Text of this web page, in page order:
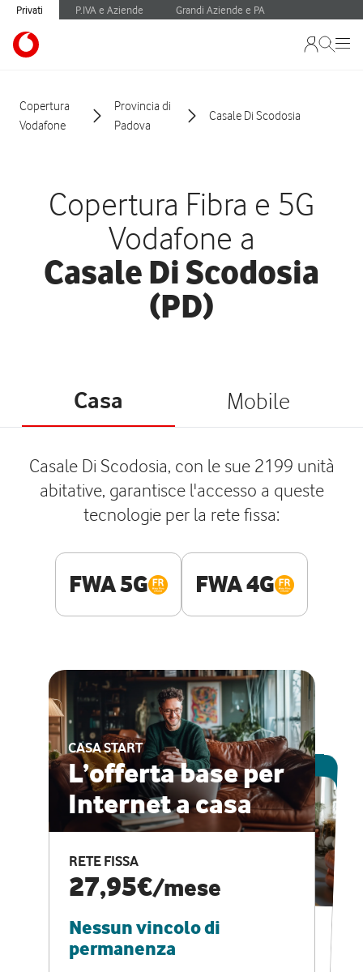
Privati P.IVA e Aziende Grandi Aziende e PA
Copertura
Vodafone
Provincia di
Padova
Casale Di Scodosia
Copertura Fibra e 5G
Vodafone a
Casale Di Scodosia
(PD)
Casa Mobile
Casale Di Scodosia, con le sue 2199 unità
abitative, garantisce l'accesso a queste
tecnologie per la rete fissa:
FWA 5G FWA 4G
CASA START
L’offerta base per
Internet a casa
RETE FISSA
27,95€/mese
Nessun vincolo di
permanenza
ESCLUSIVA ONLINE
CASA PRO
Internet veloce e
vantaggi speciali
RETE FISSA + VODAFONE CLUB
29,95€